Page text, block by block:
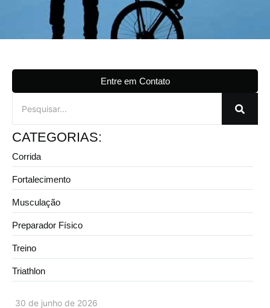
30 de junho de 2026
Entre em Contato
CATEGORIAS:
Corrida
Fortalecimento
Musculação
Preparador Físico
Treino
Triathlon